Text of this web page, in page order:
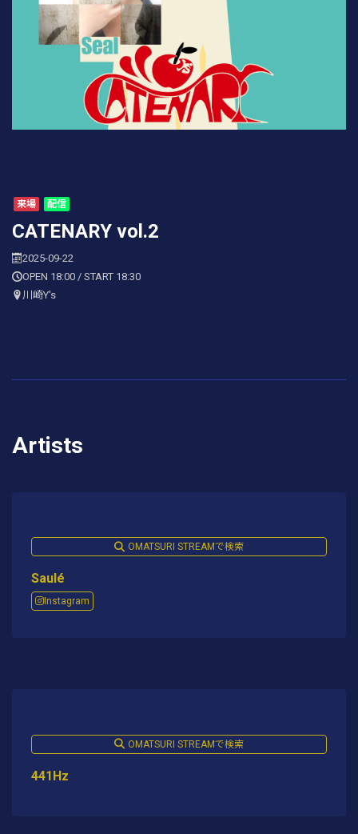
来場 配信
CATENARY vol.2
2025-09-22
OPEN 18:00 / START 18:30
川崎Y's
Artists
OMATSURI STREAMで検索
Saulé
Instagram
OMATSURI STREAMで検索
441Hz